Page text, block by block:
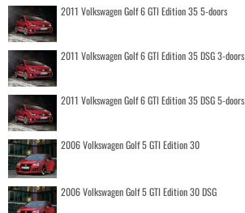
2011 Volkswagen Golf 6 GTI Edition 35 5-doors
2011 Volkswagen Golf 6 GTI Edition 35 DSG 3-doors
2011 Volkswagen Golf 6 GTI Edition 35 DSG 5-doors
2006 Volkswagen Golf 5 GTI Edition 30
2006 Volkswagen Golf 5 GTI Edition 30 DSG